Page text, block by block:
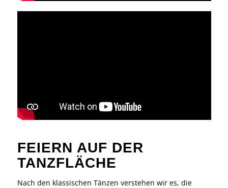
FEIERN AUF DER
TANZFLÄCHE
Nach den klassischen Tänzen verstehen wir es, die